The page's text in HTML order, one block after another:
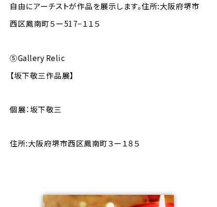
自由にアーチストが作品を展示します。住所:大阪府堺市
西区鳳南町５ー517−１１５
⑤Gallery Relic
【坂下敬三作品展】
個展：坂下敬三
住所:大阪府堺市西区鳳南町３ー１８５